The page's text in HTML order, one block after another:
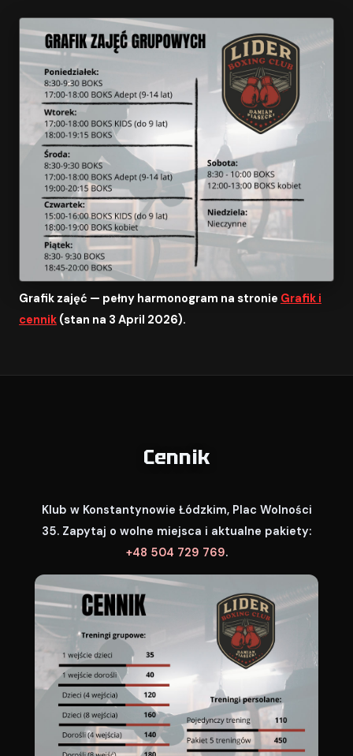
Grafik zajęć — pełny harmonogram na stronie Grafik i
cennik (stan na 3 April 2026).
Cennik
Klub w Konstantynowie Łódzkim, Plac Wolności
35. Zapytaj o wolne miejsca i aktualne pakiety:
+48 504 729 769.